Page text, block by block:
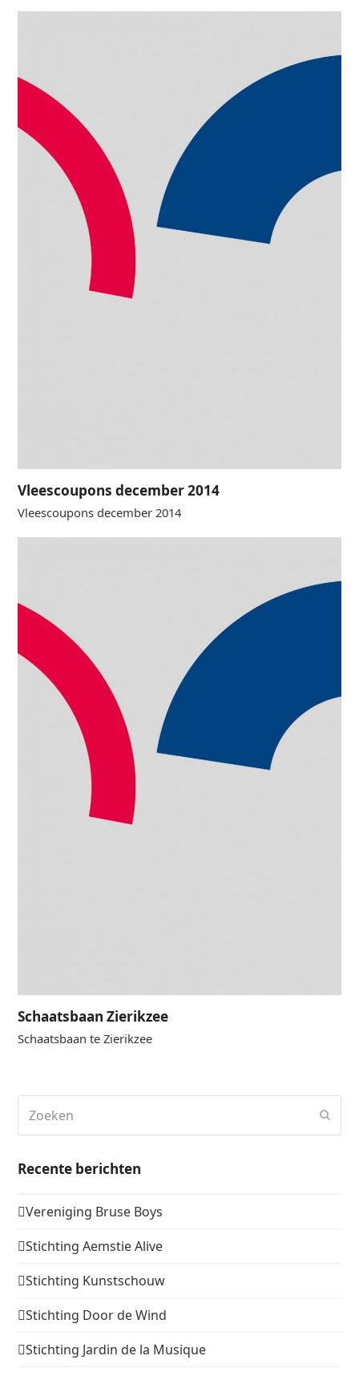
Vleescoupons december 2014
Vleescoupons december 2014
Schaatsbaan Zierikzee
Schaatsbaan te Zierikzee
Recente berichten
Vereniging Bruse Boys
Stichting Aemstie Alive
Stichting Kunstschouw
Stichting Door de Wind
Stichting Jardin de la Musique